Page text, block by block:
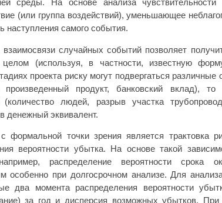
среды. На основе анализа чувствительности
(или группа воздействий), уменьшающее
наступления самого события.
взаимосвязи случайных событий позволяет
(используя, в частности, известную
проекта риску могут подвергаться
произведенный продукт, банковский вклад),
(количество людей, разрыв участка
денежный эквивалент.
формальной точки зрения является трактовка
вероятности убытка. На основе такой
распределение вероятности срока
особенно при долгосрочном анализе. Для
два момента распределения вероятности
за год и дисперсия возможных убытков. При